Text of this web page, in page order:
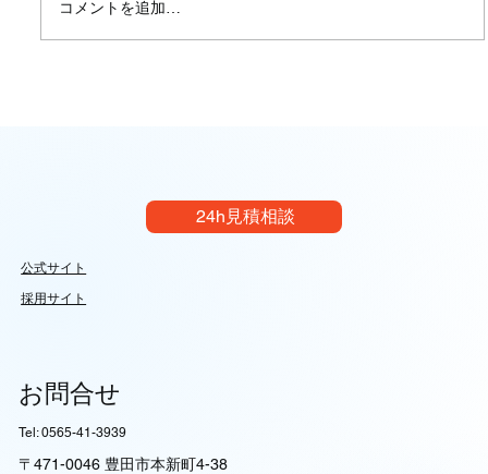
コメントを追加…
24h見積相談
公式サイト
採用サイト
お問合せ
Tel: 0565-41-3939
〒471-0046 豊田市本新町4-38